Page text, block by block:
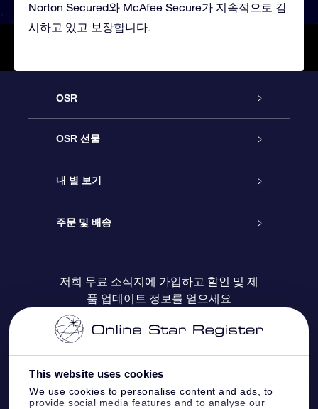
This website uses cookies
We use cookies to personalise content and ads, to
provide social media features and to analyse our
Norton Secured와 McAfee Secure가 지속적으로 감
시하고 있고 보장합니다.
OSR
고객 서비스
연락처
블로그
OSR 선물
온라인 별 선물
OSR 선물 팩
OSR 상품권
기업 선물
내 별 보기
Star Register
맞춤 별 페이지
One Million Stars
주문 및 배송
결제 정보
배송 정보
환불 정책
저희 무료 소식지에 가입하고 할인 및 제
품 업데이트 정보를 얻으세요